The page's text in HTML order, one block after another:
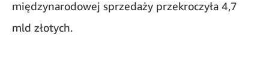
międzynarodowej sprzedaży przekroczyła 4,7
mld złotych.